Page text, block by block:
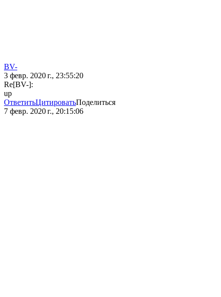
BV-
3 февр. 2020 г., 23:55:20
Re[BV-]:
up
ОтветитьЦитироватьПоделиться
7 февр. 2020 г., 20:15:06